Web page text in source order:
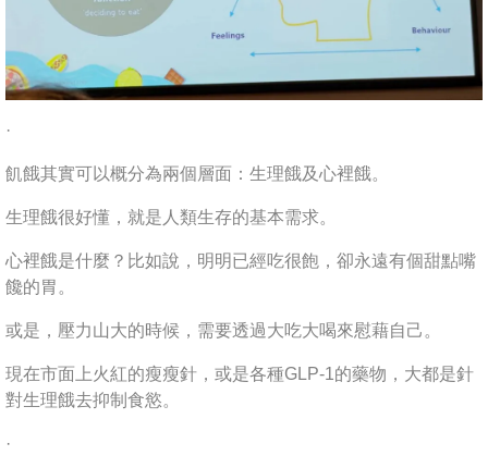
·
飢餓其實可以概分為兩個層面：生理餓及心裡餓。
生理餓很好懂，就是人類生存的基本需求。
心裡餓是什麼？比如說，明明已經吃很飽，卻永遠有個甜點嘴
饞的胃。
或是，壓力山大的時候，需要透過大吃大喝來慰藉自己。
現在市面上火紅的瘦瘦針，或是各種GLP-1的藥物，大都是針
對生理餓去抑制食慾。
·